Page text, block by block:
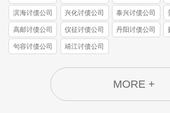
滨海讨债公司 兴化讨债公司 泰兴讨债公司
高邮讨债公司 仪征讨债公司 丹阳讨债公司
句容讨债公司 靖江讨债公司
MORE +